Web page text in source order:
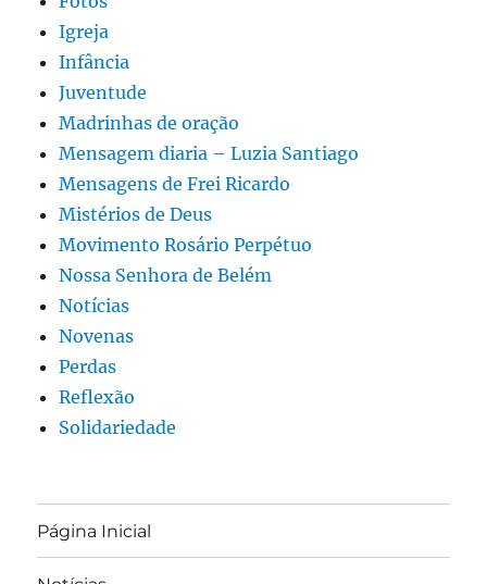
Igreja
Infância
Juventude
Madrinhas de oração
Mensagem diaria – Luzia Santiago
Mensagens de Frei Ricardo
Mistérios de Deus
Movimento Rosário Perpétuo
Nossa Senhora de Belém
Notícias
Novenas
Perdas
Reflexão
Solidariedade
Página Inicial